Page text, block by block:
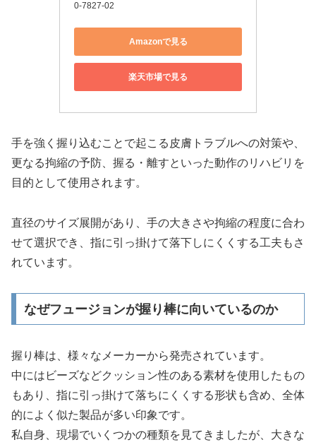
0-7827-02
Amazonで見る
楽天市場で見る
手を強く握り込むことで起こる皮膚トラブルへの対策や、
更なる拘縮の予防、握る・離すといった動作のリハビリを
目的として使用されます。
直径のサイズ展開があり、手の大きさや拘縮の程度に合わ
せて選択でき、指に引っ掛けて落下しにくくする工夫もさ
れています。
なぜフュージョンが握り棒に向いているのか
握り棒は、様々なメーカーから発売されています。
中にはビーズなどクッション性のある素材を使用したもの
もあり、指に引っ掛けて落ちにくくする形状も含め、全体
的によく似た製品が多い印象です。
私自身、現場でいくつかの種類を見てきましたが、大きな